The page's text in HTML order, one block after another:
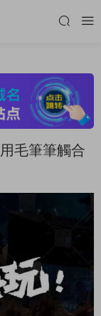
毛筆筆觸合